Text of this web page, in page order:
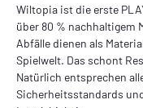
Wiltopia ist die erste
über 80 %
Abfälle dienen als
Spielwelt. Das schont
Natürlich entsprechen
Sicherheitsstandards